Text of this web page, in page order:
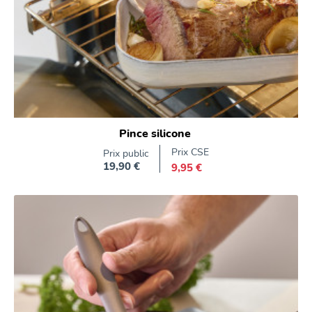
Pince silicone
Prix public
Prix
19,90 €
Prix CSE
9,95 €